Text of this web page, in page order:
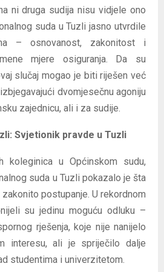
ni druga sudija nisu vidjele ono
suda u Tuzli jasno utvrdile
– osnovanost, zakonitost i
mjere osiguranja. Da su
slučaj mogao je biti riješen već
dvomjesečnu agoniju
zajednicu, ali i za sudije.
Svjetionik pravde u Tuzli
koleginica u Općinskom sudu,
suda u Tuzli pokazalo je šta
postupanje. U rekordnom
su jedinu moguću odluku –
rješenja, koje nije nanijelo
interesu, ali je spriječilo dalje
studentima i univerzitetom.